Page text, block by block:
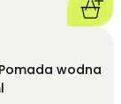
wodna